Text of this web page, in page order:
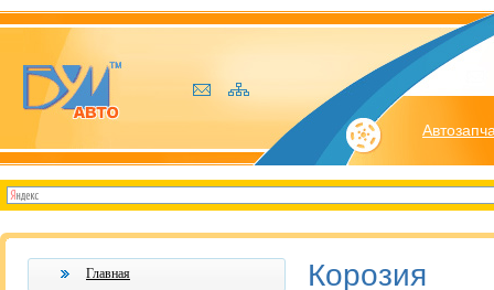
Главная Корозия